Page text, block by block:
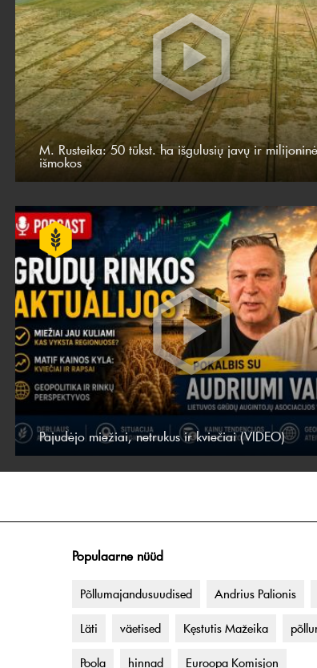
M. Rusteika: 50 tūkst. ha išgulusių javų ir
išmokos
Pajudėjo miežiai, netrukus ir kviečiai (VIDEO)
Populaarne nüüd
Põllumajandusuudised Andrius Palionis
Läti väetised Kęstutis Mažeika
Poola hinnad Euroopa Komisjon